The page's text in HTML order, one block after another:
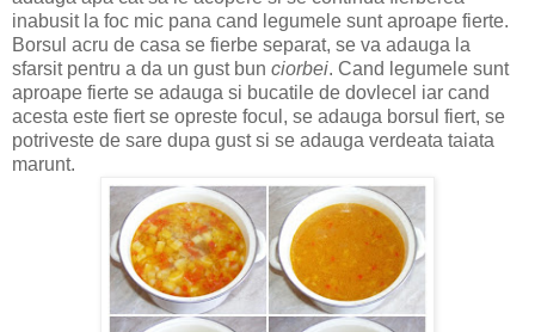
inabusit la foc mic pana cand legumele sunt aproape fierte.
Borsul acru de casa se fierbe separat, se va adauga la
sfarsit pentru a da un gust bun ciorbei. Cand legumele sunt
aproape fierte se adauga si bucatile de dovlecel iar cand
acesta este fiert se opreste focul, se adauga borsul fiert, se
potriveste de sare dupa gust si se adauga verdeata taiata
marunt.